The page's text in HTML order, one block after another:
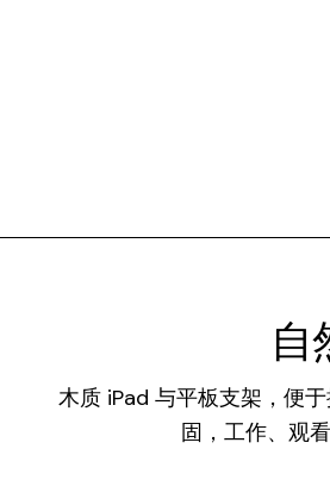
自
木质 iPad 与平板支架，便
固，工作、观